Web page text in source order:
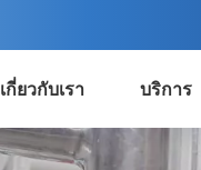
เกี่ยวกับเรา บริการ